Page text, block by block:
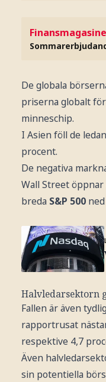
De globala
priserna globalt
minneschip.
I Asien föll de
procent.
De negativa
Wall Street
breda S&P 500
Halvledarsektorn
Fallen är även
rapportrusat
respektive 4,7
Även
sin potentiella